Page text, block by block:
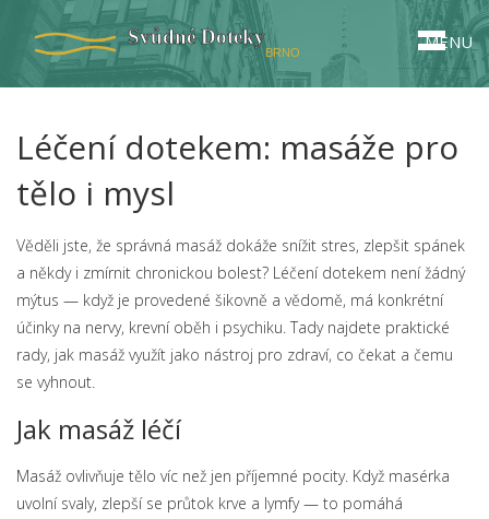
MENU
Léčení dotekem: masáže pro
tělo i mysl
Věděli jste, že správná masáž dokáže snížit stres, zlepšit spánek
a někdy i zmírnit chronickou bolest? Léčení dotekem není žádný
mýtus — když je provedené šikovně a vědomě, má konkrétní
účinky na nervy, krevní oběh i psychiku. Tady najdete praktické
rady, jak masáž využít jako nástroj pro zdraví, co čekat a čemu
se vyhnout.
Jak masáž léčí
Masáž ovlivňuje tělo víc než jen příjemné pocity. Když masérka
uvolní svaly, zlepší se průtok krve a lymfy — to pomáhá